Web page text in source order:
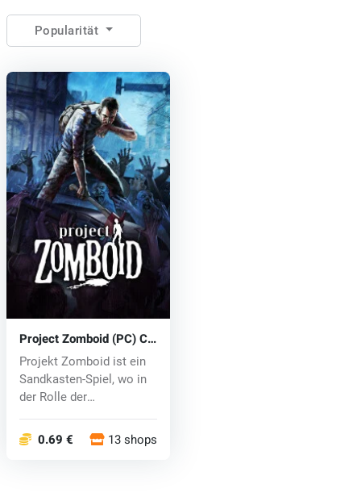
Popularität
Project Zomboid (PC) CD
key
Projekt Zomboid ist ein
Sandkasten-Spiel, wo in
der Rolle der
0.69 € 13 shops